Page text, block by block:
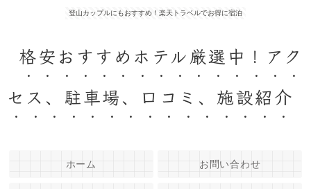
登山カップルにもおすすめ！楽天トラベルでお得に宿泊
格安おすすめホテル厳選中！アク
セス、駐車場、口コミ、施設紹介
ホーム お問い合わせ